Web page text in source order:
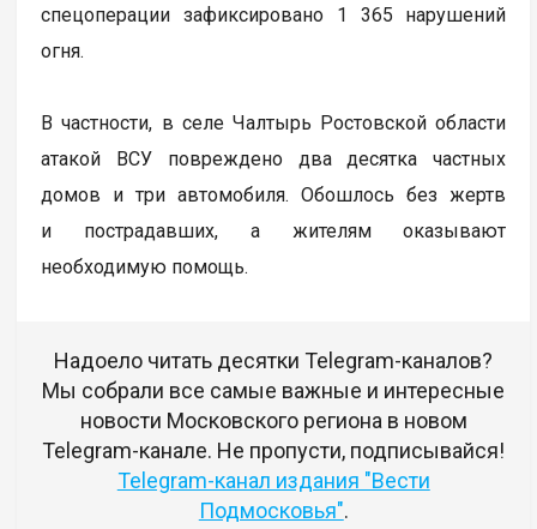
спецоперации зафиксировано 1 365 нарушений
огня.
В частности, в селе Чалтырь Ростовской области
атакой ВСУ повреждено два десятка частных
домов и три автомобиля. Обошлось без жертв
и пострадавших, а жителям оказывают
необходимую помощь.
Надоело читать десятки Telegram-каналов?
Мы собрали все самые важные и интересные
новости Московского региона в новом
Telegram-канале. Не пропусти, подписывайся!
Telegram-канал издания "Вести
Подмосковья".